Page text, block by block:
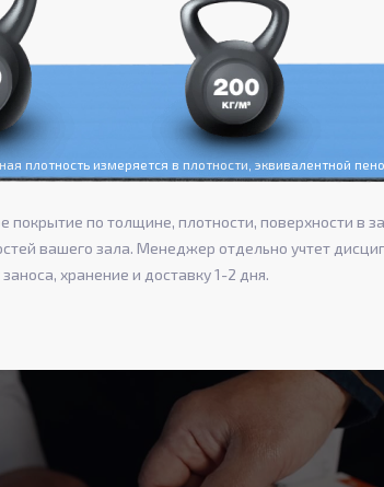
плотность измеряется в плотности, эквивалентной
по толщине, плотности, поверхности в
вашего зала. Менеджер отдельно учтет
хранение и доставку 1-2 дня.